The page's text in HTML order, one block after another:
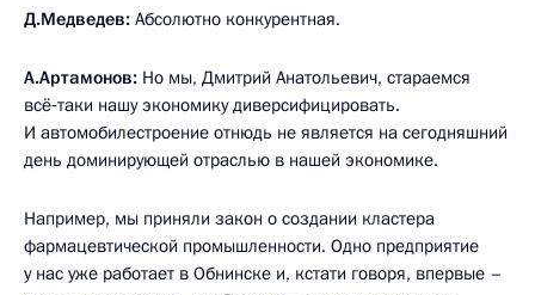
Д.Медведев: Абсолютно конкурентная.
А.Артамонов: Но мы, Дмитрий Анатольевич, стараемся
всё‑таки нашу экономику диверсифицировать.
И автомобилестроение отнюдь не является на сегодняшний
день доминирующей отраслью в нашей экономике.
Например, мы приняли закон о создании кластера
фармацевтической промышленности. Одно предприятие
у нас уже работает в Обнинске и, кстати говоря, впервые –